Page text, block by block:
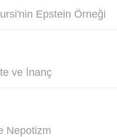
Epstein Örneği
ve İnanç
Nepotizm